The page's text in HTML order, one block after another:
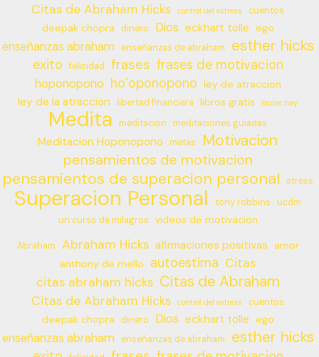
Citas de Abraham Hicks control del estress cuentos
deepak chopra dinero Dios eckhart tolle ego
enseñanzas abraham enseñanzas de abraham esther hicks
exito felicidad frases frases de motivacion
hoponopono ho’oponopono ley de atraccion
ley de la atraccion libertad financiera libros gratis louise hay
Medita meditacion meditaciones guiadas
Meditacion Hoponopono metas Motivacion
pensamientos de motivacion
pensamientos de superacion personal stress
Superacion Personal tony robbins
ucdm
un curso de milagros
videos de motivacion
Abraham Abraham Hicks afirmaciones positivas
amor
anthony de mello
autoestima Citas
citas abraham hicks Citas de Abraham
Citas de Abraham Hicks control del estress cuentos
deepak chopra dinero Dios eckhart tolle ego
enseñanzas abraham enseñanzas de abraham esther hicks